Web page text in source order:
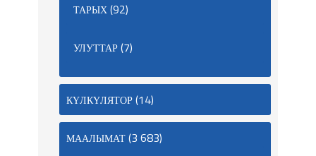
ТАРЫХ(92)
УЛУТТАР(7)
КҮЛКҮЛЯТОР(14)
МААЛЫМАТ(3 683)